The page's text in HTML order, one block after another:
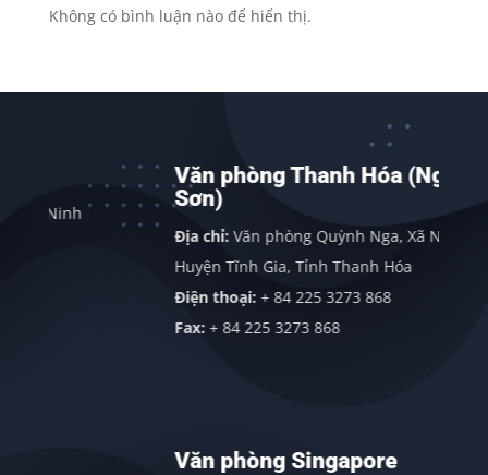
Không có bình luận nào để hiển thị.
Văn phòng Thanh Hóa (Nghi
Sơn)
Địa chỉ:Văn phòng Quỳnh Nga, Xã Nghi Sơn,
Huyện Tĩnh Gia, Tỉnh Thanh Hóa
Điện thoại:+ 84 225 3273 868
+ 84 225 3273 868
Văn phòng Singapore